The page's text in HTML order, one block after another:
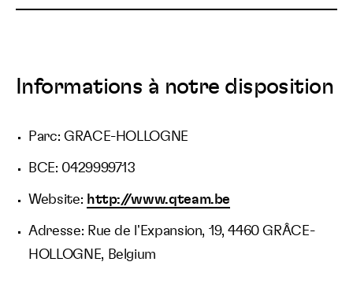
Informations à notre disposition
Parc: GRACE-HOLLOGNE
BCE: 0429999713
Website: http://www.qteam.be
Adresse: Rue de l'Expansion, 19, 4460 GRÂCE-
HOLLOGNE, Belgium